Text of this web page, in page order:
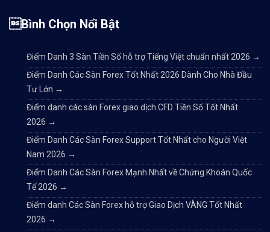
Bình Chọn Nổi Bật
Điểm Danh 3 Sàn Tiền Số hỗ trợ Tiếng Việt chuẩn nhất 2026 →
Điểm Danh Các Sàn Forex Tốt Nhất 2026 Dành Cho Nhà Đầu
Tư Lớn →
Điểm danh các sàn Forex giao dịch CFD Tiền Số Tốt Nhất
2026 →
Điểm Danh Các Sàn Forex Support Tốt Nhất cho Người Việt
Nam 2026 →
Điểm Danh Các Sàn Forex Mạnh Nhất về Chứng Khoán Quốc
Tế 2026 →
Điểm danh Các Sàn Forex hỗ trợ Giao Dịch VÀNG Tốt Nhất
2026 →